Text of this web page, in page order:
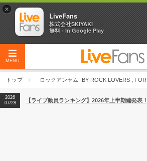
MENU
トップ ロックアンセム -BY ROCK LOVERS ,
2026
04/27
2026
【ライブ動員ランキング】2026年上半期編発表！
2026
04/27
【フェス特集2026】フェス情報はここから！
×
LiveFans
株式会社SKIYAKI
無料 - In Google Play